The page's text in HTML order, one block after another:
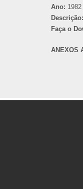
Ano: 1982
Descrição:
Faça o
ANEXOS